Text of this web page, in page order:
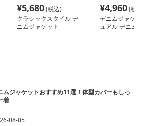
¥5,680(税込)
クラシックスタイル デ
ニムジャケット
¥4,960(税
デニムジャケ
ュアル デニム
ムジャケットおすすめ11選！体型カバーもしっ
着
08-05